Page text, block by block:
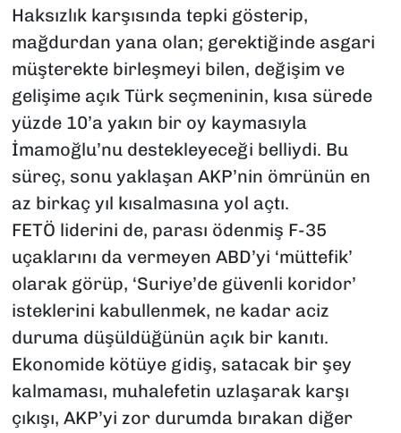
Haksızlık karşısında tepki gösterip,
mağdurdan yana olan; gerektiğinde asgari
müşterekte birleşmeyi bilen, değişim ve
gelişime açık Türk seçmeninin, kısa sürede
yüzde 10’a yakın bir oy kaymasıyla
İmamoğlu’nu destekleyeceği belliydi. Bu
süreç, sonu yaklaşan AKP’nin ömrünün en
az birkaç yıl kısalmasına yol açtı.
FETÖ liderini de, parası ödenmiş F-35
uçaklarını da vermeyen ABD’yi ‘müttefik’
olarak görüp, ‘Suriye’de güvenli koridor’
isteklerini kabullenmek, ne kadar aciz
duruma düşüldüğünün açık bir kanıtı.
Ekonomide kötüye gidiş, satacak bir şey
kalmaması, muhalefetin uzlaşarak karşı
çıkışı, AKP’yi zor durumda bırakan diğer